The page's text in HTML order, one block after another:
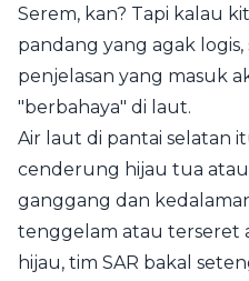
Serem, kan? Tapi kalau
pandang yang agak logis,
penjelasan yang masuk
"berbahaya" di laut.
Air laut di pantai selatan
cenderung hijau tua
ganggang dan
tenggelam atau terseret
hijau, tim SAR bakal